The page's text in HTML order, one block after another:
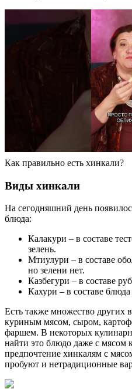
Как правильно есть хинкали?
Виды хинкали
На сегодняшний день
блюда:
Калакури – в составе
зелень.
Мтиулури – в составе
но зелени нет.
Казбегури – в составе
Кахури – в составе
Есть также множество других
куриным мясом, сыром,
фаршем. В некоторых
найти это блюдо даже с мясом
предпочтение хинкалям с
пробуют и нетрадиционные